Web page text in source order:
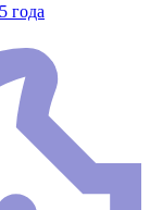
года